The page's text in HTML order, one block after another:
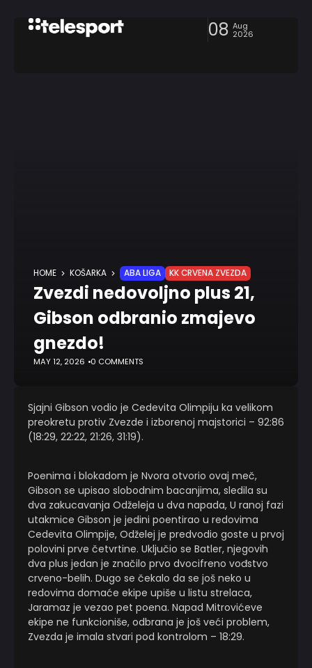
08 Aug
2026
HOME KOŠARKA ABA LIGA KK CRVENA ZVEZDA
Zvezdi nedovoljno plus 21,
Gibson odbranio zmajevo
gnezdo!
MAY 12, 2026 0 COMMENTS
Sjajni Gibson vodio je Cedevita Olimpiju ka velikom
preokretu protiv Zvezde i izborenoj majstorici – 92:86
(18:29, 22:22, 21:26, 31:19).
Poenima i blokadom je Nvora otvorio ovaj meč,
Gibson se upisao slobodnim bacanjima, sledila su
dva zakucavanja Odželeja u dva napada, U ranoj fazi
utakmice Gibson je jedini poentirao u redovima
Cedevita Olimpije, Odželej je predvodio goste u prvoj
polovini prve četvrtine. Uključio se Batler, njegovih
dva plus jedan je značilo prvo dvocifreno vođstvo
crveno-belih. Dugo se čekalo da se još neko u
redovima domaće ekipe upiše u listu strelaca,
Jaramaz je vezao pet poena. Napad Mitrovićeve
ekipe ne funkcioniše, odbrana je još veći problem,
Zvezda je imala stvari pod kontrolom – 18:29.